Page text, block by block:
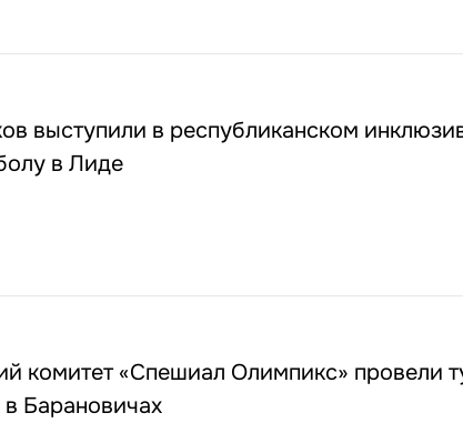
выступили в республиканском
в Лиде
комитет «Спешиал Олимпикс» провели
Барановичах